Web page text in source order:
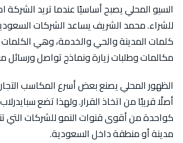
السيو المحلي يصبح أساسيًا عندما تريد الشركة
للشراء. محمد الشريف يساعد الشركات
كلمات المدينة والحي والخدمة، وهي الكلمات
مكالمات وطلبات زيارة ونماذج تواصل ورسائل
الظهور المحلي يصنع بعض أسرع المكاسب
أصلًا قريبًا من اتخاذ القرار. ولهذا تضع
كواحدة من أقوى قنوات النمو للشركات
مدينة أو منطقة داخل السعودية.